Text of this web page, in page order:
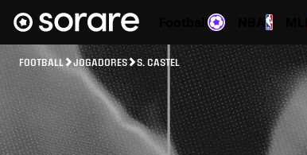
FOOTBALL JOGADORES S. CASTEL